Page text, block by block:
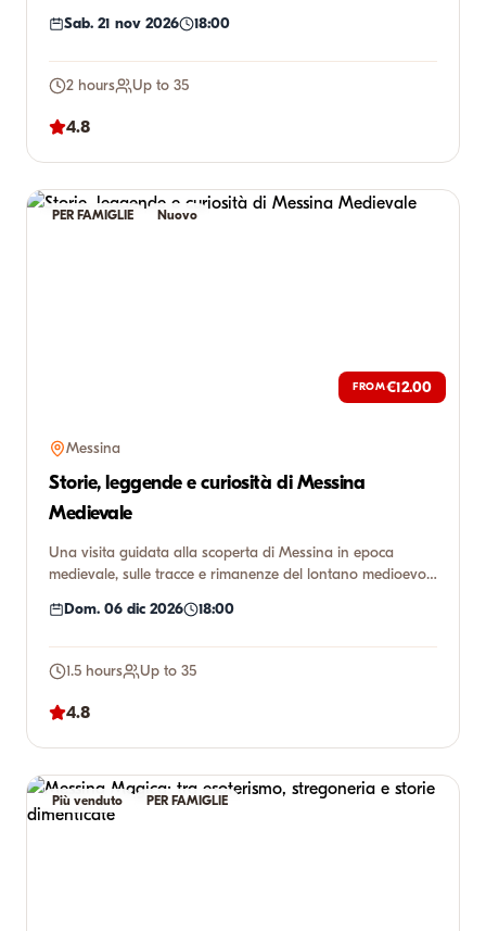
Sab. 21 nov 2026
18:00
2 hours Up to 35
4.8
PER FAMIGLIE Nuovo
FROM€12.00
Messina
Storie, leggende e curiosità di Messina
Medievale
Una visita guidata alla scoperta di Messina in epoca
medievale, sulle tracce e rimanenze del lontano medioevo
Dom. 06 dic 2026 18:00
1.5 hours Up to 35
4.8
Più venduto PER FAMIGLIE